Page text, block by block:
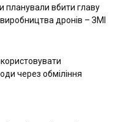
планували вбити главу
дронів – ЗМІ
через обміління